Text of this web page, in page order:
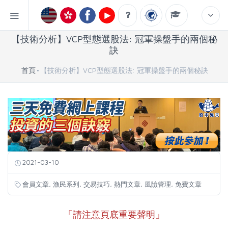
【技術分析】VCP型態選股法: 冠軍操盤手的兩個秘
訣
首頁 【技術分析】VCP型態選股法: 冠軍操盤手的兩個秘訣
2021-03-10
會員文章 漁民系列 交易技巧 熱門文章 風險管理 免費文章
「請注意頁底重要聲明」